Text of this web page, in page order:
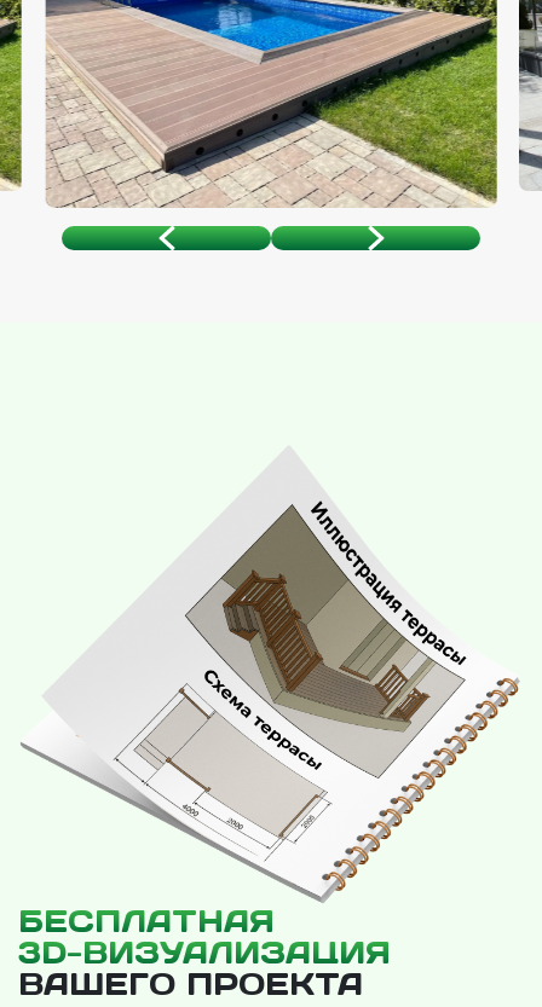
БЕСПЛАТНАЯ
3D-ВИЗУАЛИЗАЦИЯ
ВАШЕГО ПРОЕКТА